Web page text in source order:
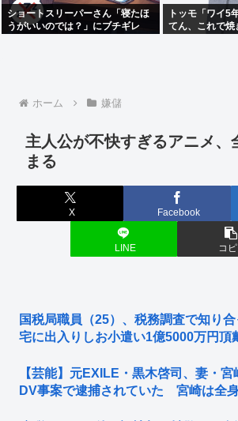
ショートスリーパーさん「寝たほ
うがいいのでは？」にブチギレ
トッモ「ワイ5
てん、これで焼
ホーム 嫌儲
主人公が不快すぎるアニメ、
まる
X Facebook
LINE コ
国税局職員（25）、税務調査で知り
宅に出入りしお小遣い1億5000万円頂
【芸能】元EXILE・黒木啓司、妻・
DV事案で逮捕されていた 宮崎は全